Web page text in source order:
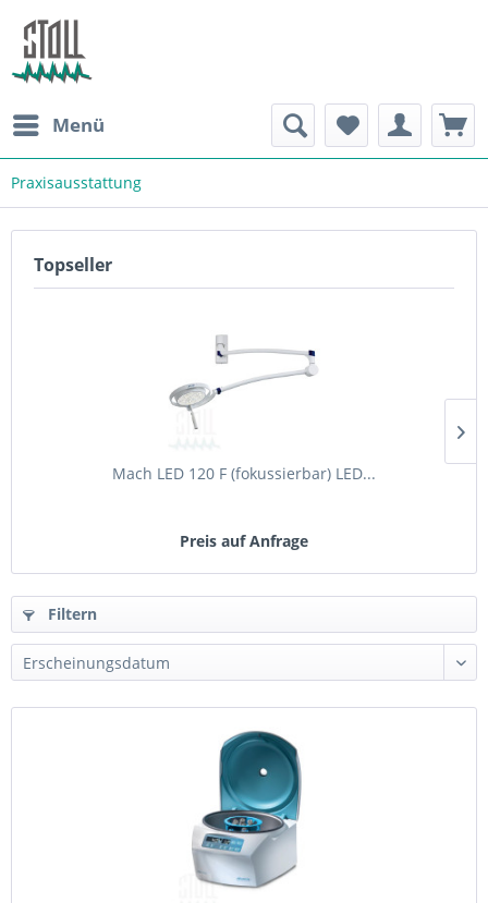
Menü
Praxisausstattung
Topseller
Mach LED 120 F (fokussierbar) LED...
Preis auf Anfrage
Filtern